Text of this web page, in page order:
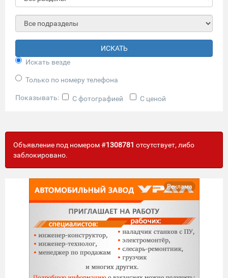
ИСКАТЬ
Искать везде
Только по номеру телефона
Показывать: С фотографией С ценой
Объявление под номером #1308781 отсутствует, либо
заблокировано.
Реклама